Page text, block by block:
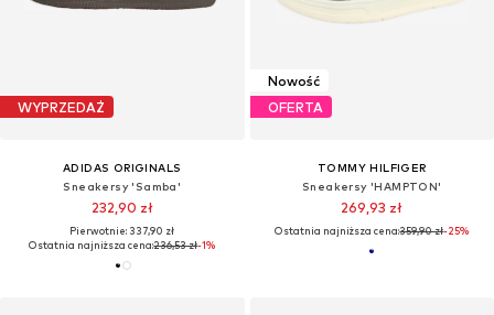
WYPRZEDAŻ
ADIDAS ORIGINALS
Sneakersy 'Samba'
232,90 zł
Pierwotnie: 337,90 zł
Ostatnia najniższa cena:236,53 zł-1%
Nowość
OFERTA
TOMMY HILFIGER
Sneakersy 'HAMPTON'
269,93 zł
Ostatnia najniższa cena:359,90 zł-25%